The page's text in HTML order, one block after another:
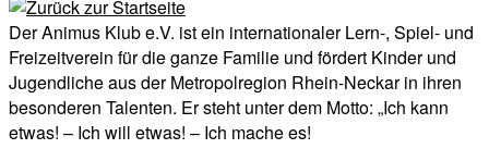
Der Animus Klub e.V. ist ein internationaler Lern-, Spiel- und
Freizeitverein für die ganze Familie und fördert Kinder und
Jugendliche aus der Metropolregion Rhein-Neckar in ihren
besonderen Talenten. Er steht unter dem Motto: „Ich kann
etwas! – Ich will etwas! – Ich mache es!